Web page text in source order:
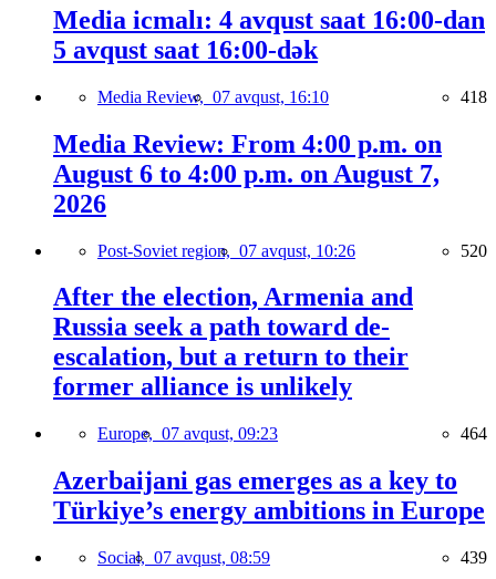
Media icmalı: 4 avqust saat 16:00-dan
5 avqust saat 16:00-dək
Media Review, 07 avqust, 16:10 418
Media Review: From 4:00 p.m. on
August 6 to 4:00 p.m. on August 7,
2026
Post-Soviet region, 07 avqust, 10:26 520
After the election, Armenia and
Russia seek a path toward de-
escalation, but a return to their
former alliance is unlikely
Europe, 07 avqust, 09:23 464
Azerbaijani gas emerges as a key to
Türkiye’s energy ambitions in Europe
Social, 07 avqust, 08:59 439